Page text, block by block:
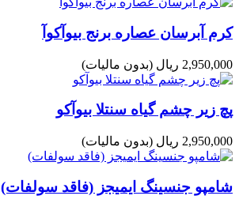
کرم آبرسان عصاره برنج بیوآکوآ
2,950,000 ریال (بدون مالیات)
پچ زیر چشم گیاه سنتلا بیوآکو
2,950,000 ریال (بدون مالیات)
شامپو جنسینگ ایمیجز (فاقد سولفات)